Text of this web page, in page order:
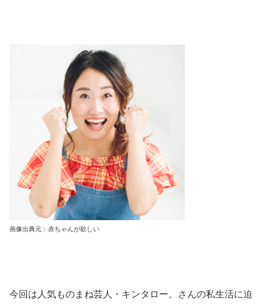
画像出典元：赤ちゃんが欲しい
今回は人気ものまね芸人・キンタロー。さんの私生活に迫